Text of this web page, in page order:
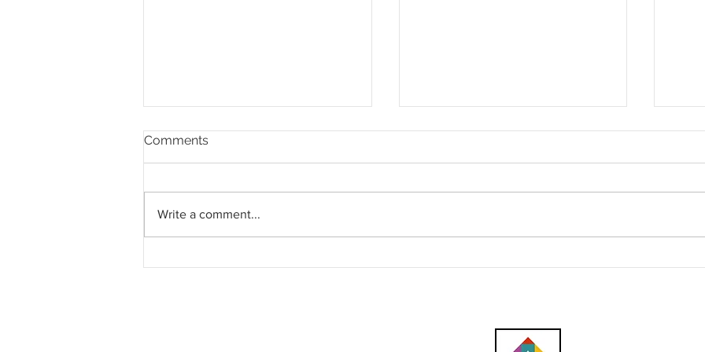
Comments
Write a comment...